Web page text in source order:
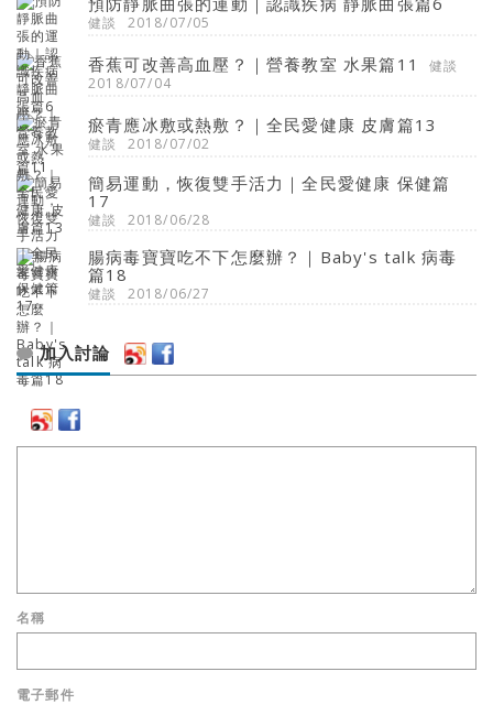
健談 2018/07/05
香蕉可改善高血壓？｜營養教室 水果篇11
健談
2018/07/04
瘀青應冰敷或熱敷？｜全民愛健康 皮膚篇13
健談 2018/07/02
簡易運動，恢復雙手活力｜全民愛健康 保健篇
17
健談 2018/06/28
腸病毒寶寶吃不下怎麼辦？｜Baby's talk 病毒
篇18
健談 2018/06/27
加入討論
名稱
電子郵件